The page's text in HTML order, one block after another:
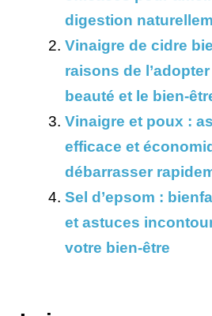
digestion
Vinaigre de cidre
raisons de
beauté et le bien-
Vinaigre et poux :
efficace et
débarrasser
Sel d’epsom :
et astuces
votre bien-être